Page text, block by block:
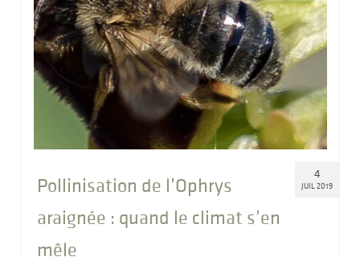
4
JUIL 2019
Pollinisation de l’Ophrys
araignée : quand le climat s’en
mêle